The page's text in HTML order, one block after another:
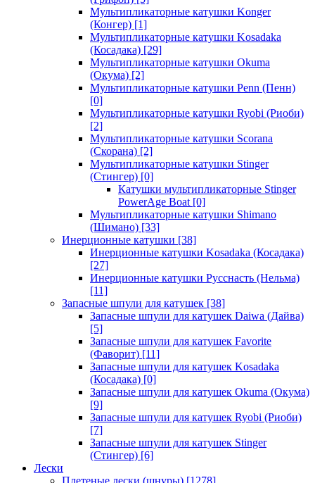
Мультипликаторные катушки Konger
(Конгер) [1]
Мультипликаторные катушки Kosadaka
(Косадака) [29]
Мультипликаторные катушки Okuma
(Окума) [2]
Мультипликаторные катушки Penn (Пенн)
[0]
Мультипликаторные катушки Ryobi (Риоби)
[2]
Мультипликаторные катушки Scorana
(Скорана) [2]
Мультипликаторные катушки Stinger
(Стингер) [0]
Катушки мультипликаторные Stinger
PowerAge Boat [0]
Мультипликаторные катушки Shimano
(Шимано) [33]
Инерционные катушки [38]
Инерционные катушки Kosadaka (Косадака)
[27]
Инерционные катушки Русснасть (Нельма)
[11]
Запасные шпули для катушек [38]
Запасные шпули для катушек Daiwa (Дайва)
[5]
Запасные шпули для катушек Favorite
(Фаворит) [11]
Запасные шпули для катушек Kosadaka
(Косадака) [0]
Запасные шпули для катушек Okuma (Окума)
[9]
Запасные шпули для катушек Ryobi (Риоби)
[7]
Запасные шпули для катушек Stinger
(Стингер) [6]
Лески